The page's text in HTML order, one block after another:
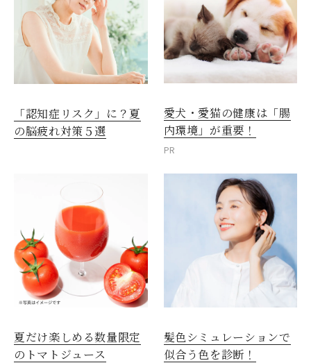
「認知症リスク」に？夏
の脳疲れ対策５選
愛犬・愛猫の健康は「腸
内環境」が重要！
PR
夏だけ楽しめる数量限定
のトマトジュース
髪色シミュレーションで
似合う色を診断！